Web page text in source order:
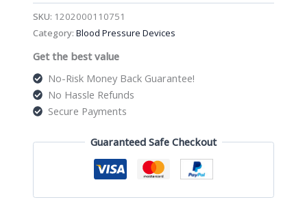
ALPK2
quantity
SKU: 1202000110751
Category: Blood Pressure Devices
Get the best value
No-Risk Money Back Guarantee!
No Hassle Refunds
Secure Payments
Guaranteed Safe Checkout